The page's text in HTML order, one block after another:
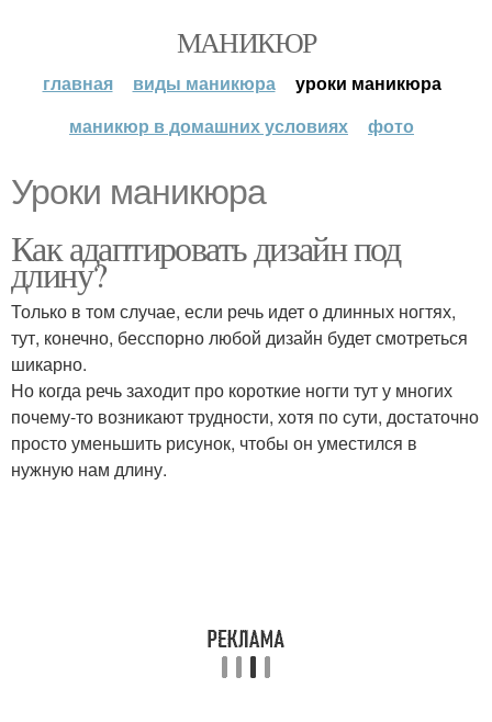
МАНИКЮР
главная виды маникюра
уроки маникюра
маникюр в домашних условиях
фото
Уроки маникюра
Как адаптировать дизайн под
длину?
Только в том случае, если речь идет о длинных ногтях,
тут, конечно, бесспорно любой дизайн будет смотреться
шикарно.
Но когда речь заходит про короткие ногти тут у многих
почему-то возникают трудности, хотя по сути, достаточно
просто уменьшить рисунок, чтобы он уместился в
нужную нам длину.